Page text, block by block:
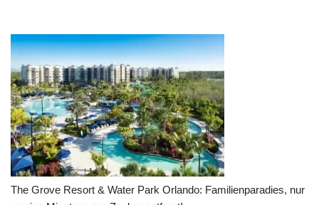
The Grove Resort & Water Park Orlando: Familienparadies, nur